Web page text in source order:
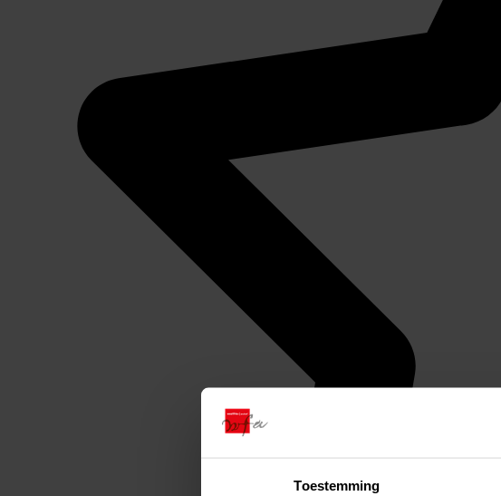
Toestemming